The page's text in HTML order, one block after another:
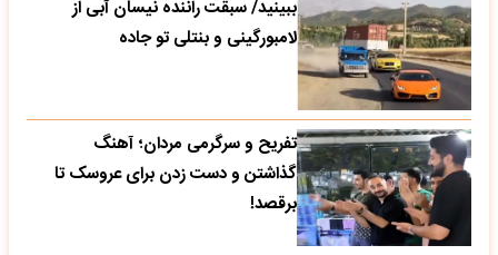
ببینید/ سبقت راننده نیسان آبی از
لامبورگینی و بنتلی تو جاده
تفریح و سرگرمی مردان؛ آهنگ
گذاشتن و دست زدن برای عروسک تا
برقصد!